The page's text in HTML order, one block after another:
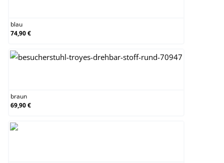
blau
74,90 €
braun
69,90 €